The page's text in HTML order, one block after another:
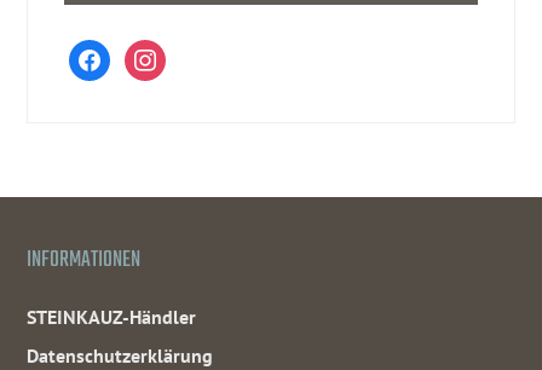
facebookinstagram
INFORMATIONEN
STEINKAUZ-Händler
Datenschutzerklärung